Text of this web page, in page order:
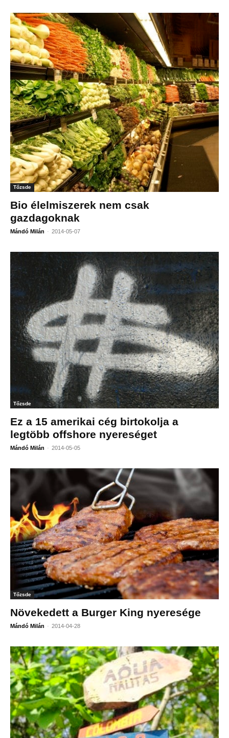
Tőzsde
Bio élelmiszerek nem csak
gazdagoknak
Mándó Milán - 2014-05-07
Tőzsde
Ez a 15 amerikai cég birtokolja a
legtöbb offshore nyereséget
Mándó Milán - 2014-05-05
Tőzsde
Növekedett a Burger King nyeresége
Mándó Milán - 2014-04-28